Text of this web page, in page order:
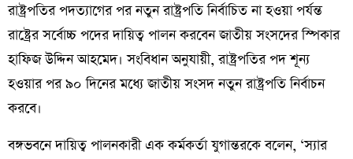
রাষ্ট্রপতির পদত্যাগের পর নতুন রাষ্ট্রপতি নির্বাচিত না হওয়া পর্যন্ত
রাষ্ট্রের সর্বোচ্চ পদের দায়িত্ব পালন করবেন জাতীয় সংসদের স্পিকার
হাফিজ উদ্দিন আহমেদ। সংবিধান অনুযায়ী, রাষ্ট্রপতির পদ শূন্য
হওয়ার পর ৯০ দিনের মধ্যে জাতীয় সংসদ নতুন রাষ্ট্রপতি নির্বাচন
করবে।
বঙ্গভবনে দায়িত্ব পালনকারী এক কর্মকর্তা যুগান্তরকে বলেন, ‘স্যার